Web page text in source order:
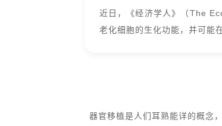
近日，《经济学人》（The
老化细胞的生化功能，并可能
器官移植是人们耳熟能详的概念